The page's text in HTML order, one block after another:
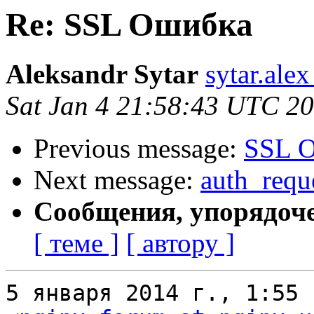
Re: SSL Ошибка
Aleksandr Sytar
Sat Jan 4 21:58:43 UTC
Previous message: SSL
Next message:
Сообщения,
[ теме ] [ автору ]
5 января 2014 г., 1:55